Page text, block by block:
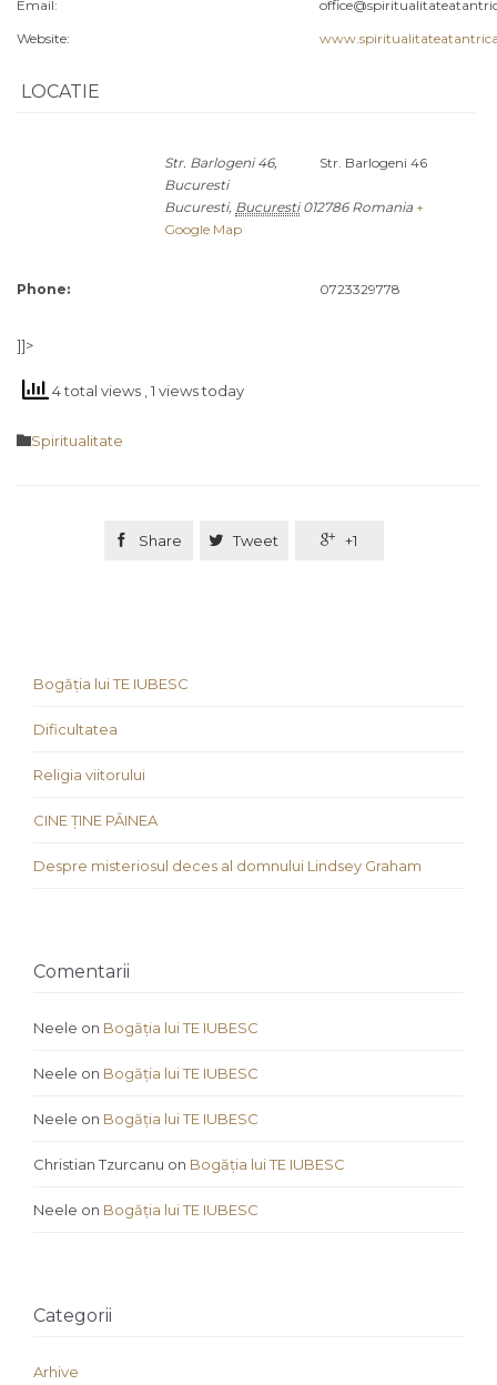
Email:
Website:
LOCATIE
Str. Barlogeni 46
Str. Barlogeni 46,
Bucuresti
Bucuresti, Bucuresti 012786 Romania +
Google Map
Phone: 0723329778
]]>
4 total views , 1 views today
Category
Spiritualitate
 Share  Tweet  +1
Bogăția lui TE IUBESC
Dificultatea
Religia viitorului
CINE ȚINE PÂINEA
Despre misteriosul deces al domnului Lindsey Graham
Comentarii
Neele on Bogăția lui TE IUBESC
Neele on Bogăția lui TE IUBESC
Neele on Bogăția lui TE IUBESC
Christian Tzurcanu on Bogăția lui TE IUBESC
Neele on Bogăția lui TE IUBESC
Categorii
Arhive